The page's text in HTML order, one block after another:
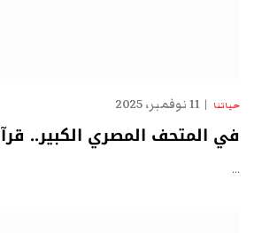
حياتنا 11 نوفمبر، 2025
في المتحف المصري الكبير..
…